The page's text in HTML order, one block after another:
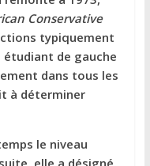
Conservative
typiquement
de gauche
dans tous les
à déterminer
le niveau
elle a désigné